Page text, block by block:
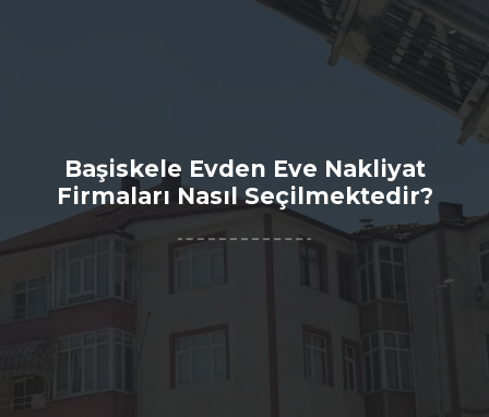
Başiskele Evden Eve Nakliyat
Firmaları Nasıl Seçilmektedir?